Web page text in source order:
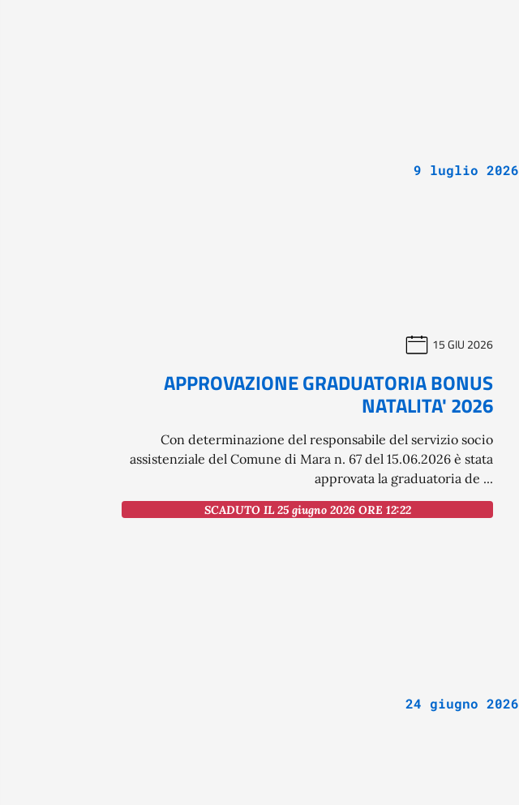
9 luglio 2026
15 GIU 2026
APPROVAZIONE GRADUATORIA BONUS
NATALITA' 2026
Con determinazione del responsabile del servizio socio
assistenziale del Comune di Mara n. 67 del 15.06.2026 è stata
approvata la graduatoria de ...
SCADUTO IL 25 giugno 2026 ORE 12:22
24 giugno 2026